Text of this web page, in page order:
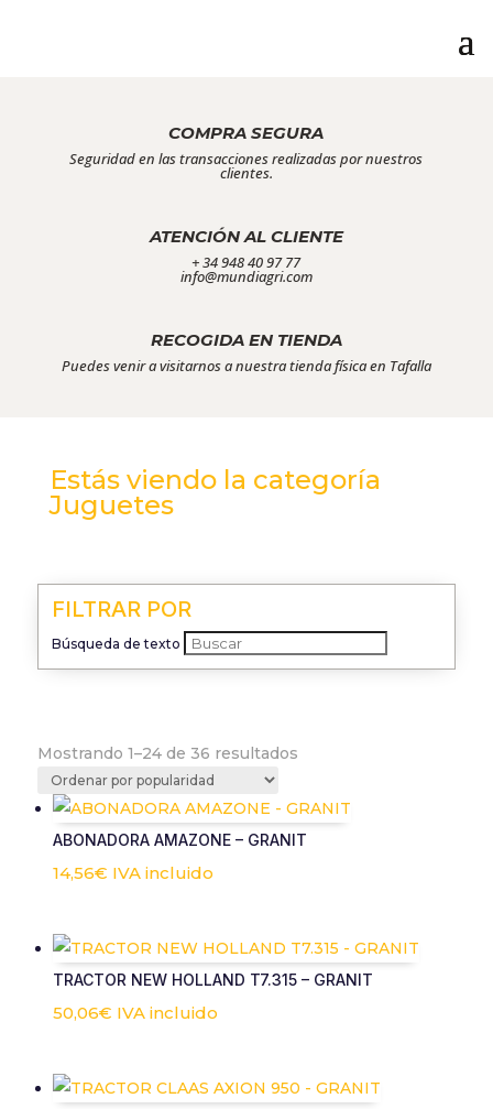
COMPRA SEGURA
Seguridad en las transacciones realizadas por nuestros
clientes.
ATENCIÓN AL CLIENTE
+ 34 948 40 97 77
info@mundiagri.com
RECOGIDA EN TIENDA
Puedes venir a visitarnos a nuestra tienda física en Tafalla
Estás viendo la categoría
Juguetes
FILTRAR POR
Búsqueda de texto
Mostrando 1–24 de 36 resultadosOrdenado
popularidad
ABONADORA AMAZONE – GRANIT
14,56€ IVA incluido
TRACTOR NEW HOLLAND T7.315 – GRANIT
50,06€ IVA incluido